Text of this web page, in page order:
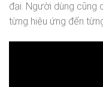
đại. Người dùng
từng hiệu ứng đến